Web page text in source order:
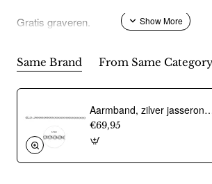
Gratis graveren.
Same Brand From Same
Aarmband, zilver jasseron
€69,95